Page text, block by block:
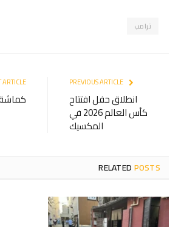
ترامب
انطلاق حفل افتتاح
كأس العالم 2026 في
المكسيك
ARTICLE
كماشة
RELATEDPOSTS